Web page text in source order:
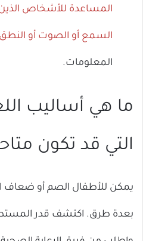
المساعدة للأشخاص
السمع أو الصوت أو النطق
المعلومات.
ما هي أساليب
التي قد تكون
يمكن للأطفال الصم أو ضعاف
بعدة طرق. اكتشف قدر